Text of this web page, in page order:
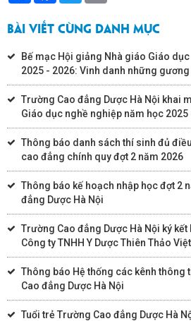
BÀI VIẾT CÙNG DANH MỤC
Bế mạc Hội giảng Nhà giáo Giáo
2025 - 2026: Vinh danh những
Trường Cao đẳng Dược Hà Nội khai
Giáo dục nghề nghiệp năm học 2025
Thông báo danh sách thí sinh đủ
cao đẳng chính quy đợt 2 năm 2026
Thông báo kế hoạch nhập học đợt 2
đẳng Dược Hà Nội
Trường Cao đẳng Dược Hà Nội ký
Công ty TNHH Y Dược Thiên Thảo
Thông báo Hệ thống các kênh thông
Cao đẳng Dược Hà Nội
Tuổi trẻ Trường Cao đẳng Dược Hà